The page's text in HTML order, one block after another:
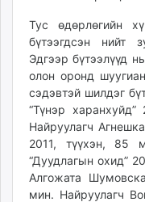
today.mn
zuv.mn
mminfo.mn
ugluu.mn
urlag.mn
unen.mn
asu.mn
shudarga.mn
shuurhai.mn
Тус өдөрлөгийн
бүтээгдсэн нийт
Эдгээр бүтээлүүд
олон оронд
сэдэвтэй шилдэг
“Түнэр
Найруулагч
2011, түүхэн, 85
“Дуудлагын охид”
Алгожата
мин. Найруулагч